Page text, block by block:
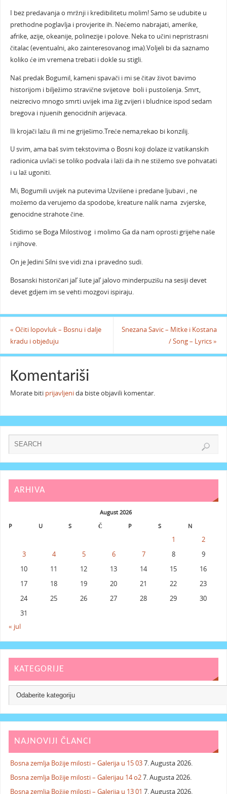
I bez predavanja o mržnji i kredibilitetu molim! Samo se udubite u
prethodne poglavlja i provjerite ih. Nećemo nabrajati, amerike,
afrike, azije, okeanije, polinezije i polove. Neka to učini nepristrasni
čitalac (eventualni, ako zainteresovanog ima).Voljeli bi da saznamo
koliko će im vremena trebati i dokle su stigli.
Naš predak Bogumil, kameni spavači i mi se čitav život bavimo
historijom i bilježimo stravične svijetove boli i pustošenja. Smrt,
neizrecivo mnogo smrti uvijek ima žig zvijeri i bludnice ispod sedam
bregova i njuenih genocidnih arijevaca.
Ili krojači lažu ili mi ne griješimo.Treće nema;rekao bi konzilij.
U svim, ama baš svim tekstovima o Bosni koji dolaze iz vatikanskih
radionica uvlači se toliko podvala i laži da ih ne stižemo sve pohvatati
i u laž ugoniti.
Mi, Bogumili uvijek na putevima Uzvišene i predane ljubavi , ne
možemo da verujemo da spodobe, kreature nalik nama zvjerske,
genocidne strahote čine.
Stidimo se Boga Milostivog i molimo Ga da nam oprosti grijehe naše
i njihove.
On je Jedini Silni sve vidi zna i pravedno sudi.
Bosanski historičari jal’ šute jal’ jalovo minderpuzišu na sesiji devet
devet gdjem im se vehti mozgovi ispiraju.
« Očiti lopovluk – Bosnu i dalje
kradu i objeđuju
Snezana Savic – Mitke i Kostana
/ Song – Lyrics»
Komentariši
Morate biti prijavljenida biste objavili komentar.
ARHIVA
August 2026
P
U S Č P S N
1
2
3
4 5 6 7 8
9
10
11 12 13 14 15
16
17
18 19 20 21 22
23
24
25 26 27 28 29
30
31
« jul
KATEGORIJE
NAJNOVIJI ČLANCI
Bosna zemlja Božije milosti – Galerija u 15 037. Augusta 2026.
Bosna zemlja Božije milosti – Galerijau 14 o27. Augusta 2026.
Bosna zemlja Božije milosti – Galerija u 13 01 7. Augusta 2026.